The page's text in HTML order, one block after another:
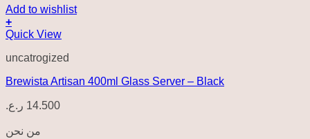
Add to wishlist
+
Quick View
uncatrogized
Brewista Artisan 400ml Glass Server – Black
14.500 ر.ع.
من نحن